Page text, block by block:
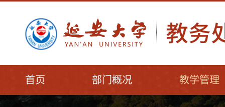
首页 部门概况 教学管理